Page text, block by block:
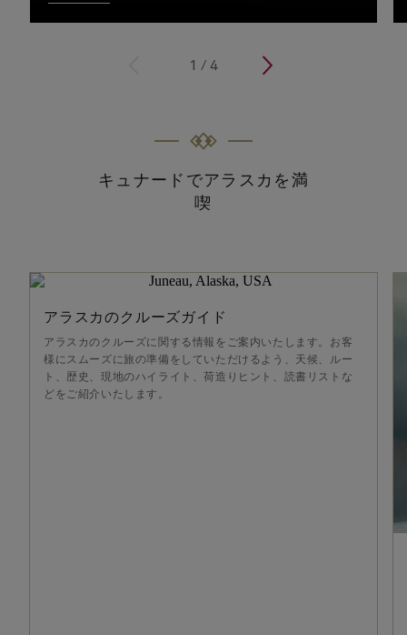
1 / 4 >
キュナードでアラスカを満
喫
アラスカのクルーズガイド
アラスカのクルーズに関する情報をご案内いたします。お客
様にスムーズに旅の準備をしていただけるよう、天候、ルー
ト、歴史、現地のハイライト、荷造りヒント、読書リストな
どをご紹介いたします。